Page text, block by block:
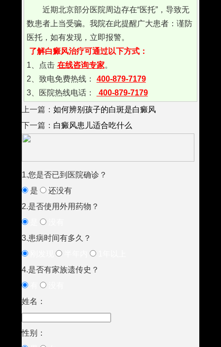
近期北京部分医院周边存在“医托”，导致无
数患者上当受骗。我院在此提醒广大患者：谨防
医托，如有发现，立即报警。
了解白癜风治疗可通过以下方式：
1、点击 在线咨询专家。
2、致电免费热线：
400-879-7179
3、医院热线电话：
400-879-7179
上一篇： 如何辨别孩子的白斑是白癜风
下一篇： 白癜风患儿适合吃什么
1.您是否已到医院确诊？
是
还没有
2.是否使用外用药物？
3.患病时间有多久？
4.是否有家族遗传史？
姓名：
性别：